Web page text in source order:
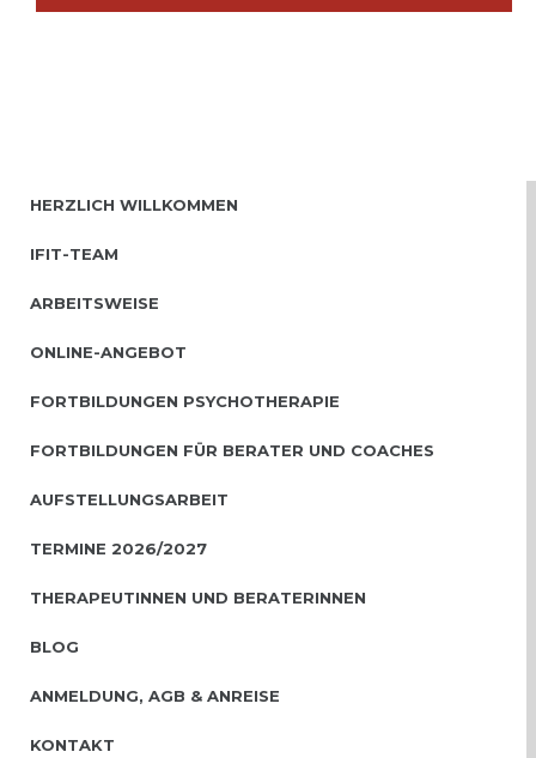
HERZLICH WILLKOMMEN
IFIT-TEAM
ARBEITSWEISE
ONLINE-ANGEBOT
FORTBILDUNGEN PSYCHOTHERAPIE
FORTBILDUNGEN FÜR BERATER UND COACHES
AUFSTELLUNGSARBEIT
TERMINE 2026/2027
THERAPEUTINNEN UND BERATERINNEN
BLOG
ANMELDUNG, AGB & ANREISE
KONTAKT